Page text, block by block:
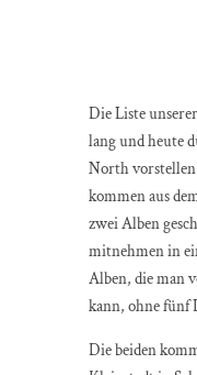
Die Liste
lang und heute
North
kommen aus
zwei Alben
mitnehmen in
Alben, die man
kann, ohne fünf
Die beiden